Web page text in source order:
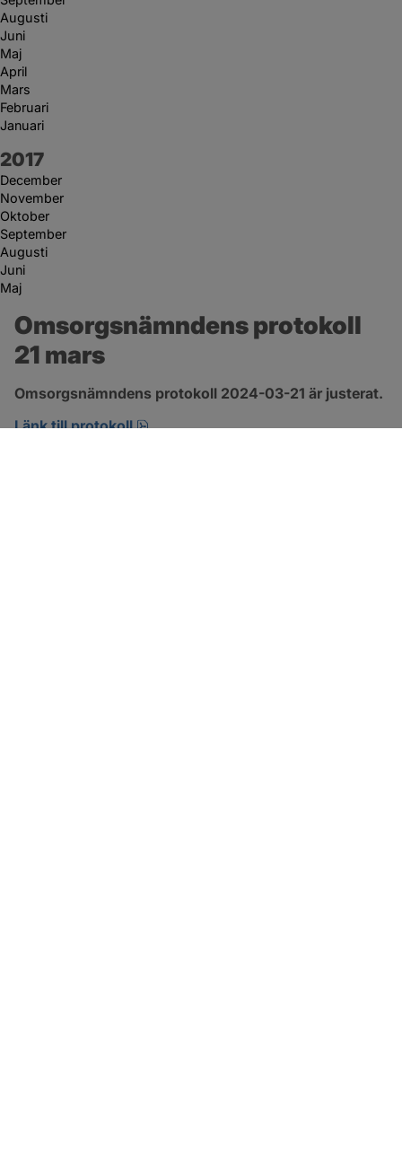
Augusti
Juni
Maj
April
Mars
Februari
Januari
År:
2017
December
November
Oktober
September
Augusti
Juni
Maj
Omsorgsnämndens protokoll
21 mars
Omsorgsnämndens protokoll 2024-03-21 är justerat.
Länk till protokoll
pdf, 274.2 kB, öppnas i nytt fönster.